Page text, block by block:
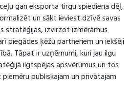
gan eksporta tirgu spiediena dēļ,
un sākt ieviest dzīvē savas
stratēģijas, izvirzot izmērāmus
piegādes ķēžu partneriem un iekšēji
Tāpat ir uzņēmumi, kuri jau ilgu
ilgtspējas apsvērumus un tos
publiskajam un privātajam